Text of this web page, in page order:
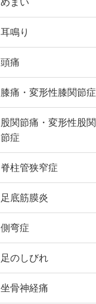
めまい
耳鳴り
頭痛
膝痛・変形性膝関節症
股関節痛・変形性股関
節症
脊柱管狭窄症
足底筋膜炎
側弯症
足のしびれ
坐骨神経痛